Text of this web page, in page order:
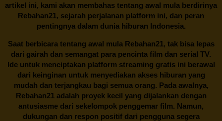
artikel ini, kami akan membahas tentang awal mula berdirinya
Rebahan21, sejarah perjalanan platform ini, dan peran
pentingnya dalam dunia hiburan Indonesia.
Saat berbicara tentang awal mula Rebahan21, tak bisa lepas
dari gairah dan semangat para pencinta film dan serial TV.
Ide untuk menciptakan platform streaming gratis ini berawal
dari keinginan untuk menyediakan akses hiburan yang
mudah dan terjangkau bagi semua orang. Pada awalnya,
Rebahan21 adalah proyek kecil yang dijalankan dengan
antusiasme dari sekelompok penggemar film. Namun,
dukungan dan respon positif dari pengguna segera